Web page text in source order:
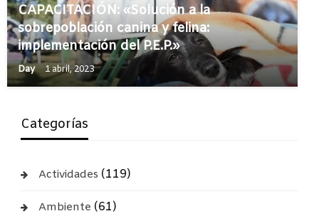
CAPACITACIÓN: «Solución a la
sobrepoblación canina y felina:
implementación del P.E.P.»
Day 1 abril, 2023
Categorías
Actividades (119)
Ambiente (61)